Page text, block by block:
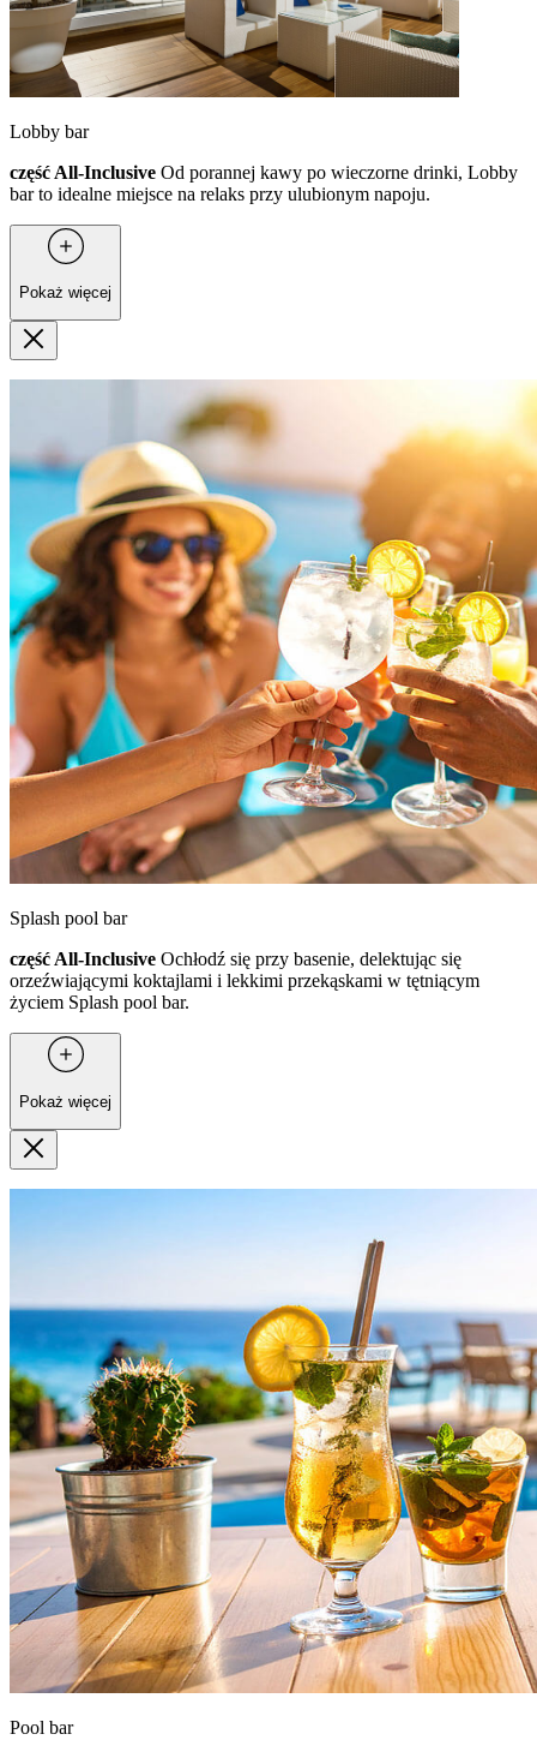
Lobby bar
część All-Inclusive Od porannej kawy po wieczorne drinki, Lobby
bar to idealne miejsce na relaks przy ulubionym napoju.
Pokaż więcej
Splash pool bar
część All-Inclusive Ochłodź się przy basenie, delektując się
orzeźwiającymi koktajlami i lekkimi przekąskami w tętniącym
życiem Splash pool bar.
Pokaż więcej
Pool bar